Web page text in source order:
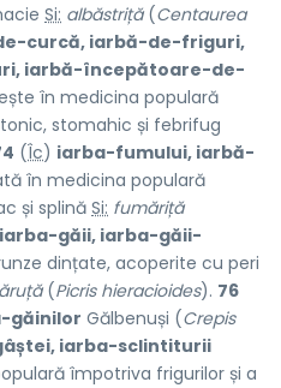
Si: albăstriță(Centaurea
curcă, iarbă-de-friguri,
iarbă-începătoare-de-
în medicina populară
stomahic și febrifug
(Îc) iarba-fumului, iarbă-
în medicina populară
și splină Si: fumăriță
iarba-găii, iarba-găii-
dințate, acoperite cu peri
(Picris hieracioides). 76
găinilor Gălbenuși (Crepis
iarba-sclintiturii
împotriva frigurilor și a